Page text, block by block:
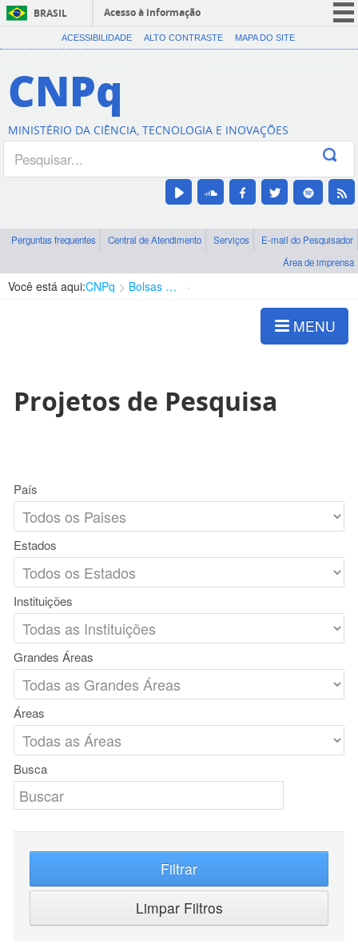
BRASIL
Acesso à informação
CORONAVÍRUS (COVID-19)
Canais
ACESSIBILIDADE ALTO CONTRASTE MAPA DO SITE
CNPq
MINISTÉRIO DA CIÊNCIA, TECNOLOGIA E INOVAÇÕES
Perguntas frequentes Central de Atendimento Serviços
E-mail do Pesquisador
Área de imprensa
Você está aqui:CNPq Bolsas e Auxílios Vigentes
MENU
Projetos de Pesquisa
País
Estados
Instituições
Grandes Áreas
Áreas
Busca
Filtrar
Limpar Filtros